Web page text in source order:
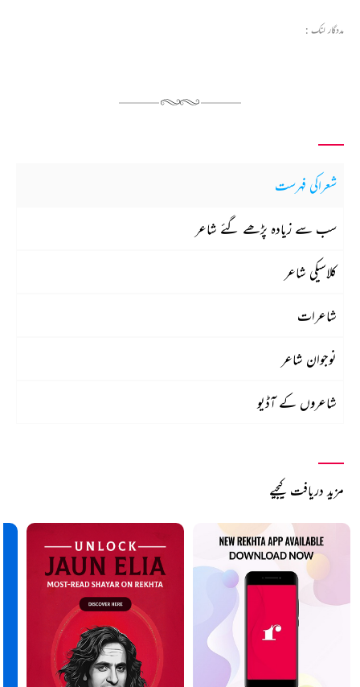
مددگار لنک :
شعراکی فہرست
سب سے زیادہ پڑھے گئے شاعر
کلاسیکی شاعر
شاعرات
نوجوان شاعر
شاعروں کے آڈیو
مزید دریافت کیجیے